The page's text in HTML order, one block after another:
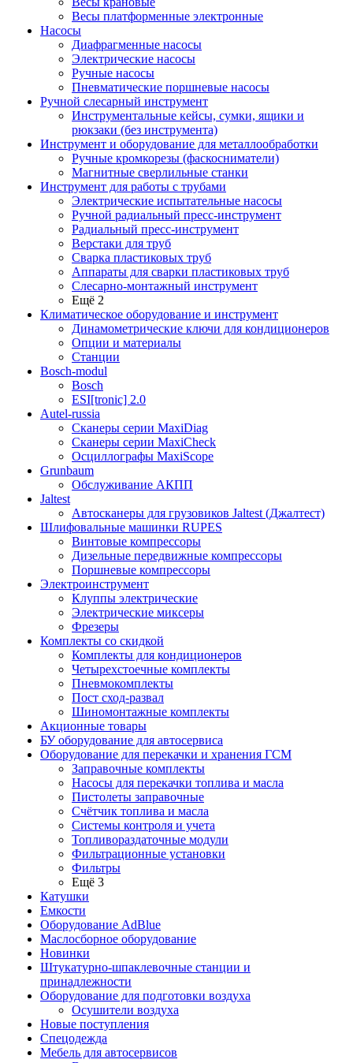
Весы платформенные электронные
Насосы
Диафрагменные насосы
Электрические насосы
Ручные насосы
Пневматические поршневые насосы
Ручной слесарный инструмент
Инструментальные кейсы, сумки, ящики и
рюкзаки (без инструмента)
Инструмент и оборудование для металлообработки
Ручные кромкорезы (фаскосниматели)
Магнитные сверлильные станки
Инструмент для работы с трубами
Электрические испытательные насосы
Ручной радиальный пресс-инструмент
Радиальный пресс-инструмент
Верстаки для труб
Сварка пластиковых труб
Аппараты для сварки пластиковых труб
Слесарно-монтажный инструмент
Ещё 2
Климатическое оборудование и инструмент
Динамометрические ключи для кондиционеров
Опции и материалы
Станции
Bosch-modul
Bosch
ESI[tronic] 2.0
Autel-russia
Сканеры серии MaxiDiag
Сканеры серии MaxiCheck
Осциллографы MaxiScope
Grunbaum
Обслуживание АКПП
Jaltest
Автосканеры для грузовиков Jaltest (Джалтест)
Шлифовальные машинки RUPES
Винтовые компрессоры
Дизельные передвижные компрессоры
Поршневые компрессоры
Электроинструмент
Клуппы электрические
Электрические миксеры
Фрезеры
Комплекты со скидкой
Комплекты для кондиционеров
Четырехстоечные комплекты
Пневмокомплекты
Пост сход-развал
Шиномонтажные комплекты
Акционные товары
БУ оборудование для автосервиса
Оборудование для перекачки и хранения ГСМ
Заправочные комплекты
Насосы для перекачки топлива и масла
Пистолеты заправочные
Счётчик топлива и масла
Системы контроля и учета
Топливораздаточные модули
Фильтрационные установки
Фильтры
Ещё 3
Катушки
Емкости
Оборудование AdBlue
Маслосборное оборудование
Новинки
Штукатурно-шпаклевочные станции и
принадлежности
Оборудование для подготовки воздуха
Осушители воздуха
Новые поступления
Спецодежда
Мебель для автосервисов